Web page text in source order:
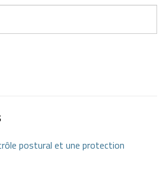
postural et une protection